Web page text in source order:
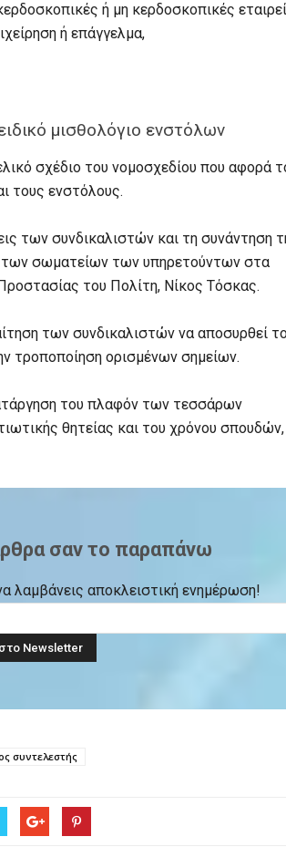
ή μη κερδοσκοπικές
ή επάγγελμα,
μισθολόγιο ενστόλων
σχέδιο του νομοσχεδίου που αφορά
τους ενστόλους.
των συνδικαλιστών και τη συνάντηση
των σωματείων των υπηρετούντων στα
του Πολίτη, Νίκος Τόσκας.
των συνδικαλιστών να αποσυρθεί
τροποποίηση ορισμένων σημείων.
του πλαφόν των τεσσάρων
θητείας και του χρόνου
σαν το παραπάνω
λαμβάνεις αποκλειστική ενημέρωση!
συντελεστής